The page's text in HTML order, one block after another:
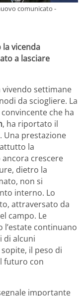
comunicato -
la vicenda
a lasciare
vivendo settimane
da sciogliere. La
convincente che ha
, ha riportato il
Una prestazione
la
crescere
dietro la
non si
interno. Lo
attraversato da
campo. Le
continuano
di alcuni
il peso di
futuro con
importante